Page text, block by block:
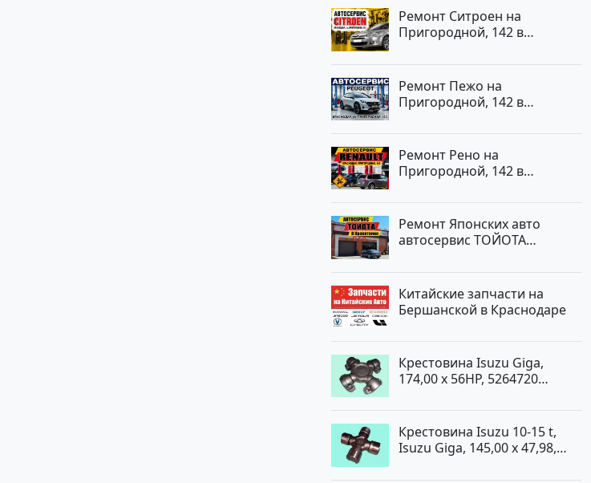
Ремонт Ситроен на
Пригородной, 142 в
Ремонт Пежо на
Пригородной, 142 в
Ремонт Рено на
Пригородной, 142 в
Ремонт Японских авто
автосервис ТОЙОТА
Китайские запчасти на
Бершанской в Краснодаре
Крестовина Isuzu Giga,
174,00 x 56HP, 5264720
Крестовина Isuzu 10-15 t,
Isuzu Giga, 145,00 x 47,98,